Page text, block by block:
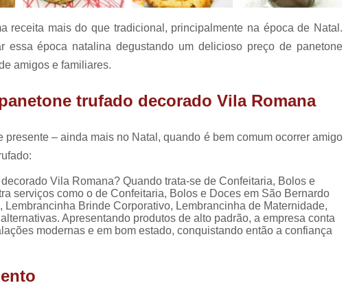
Charuto de Chocolate Maternidade
Lembrancinhas Casamento
Lembrancinhas de Casamento Baratas
Lembrancinhas de
Lembrancinhas de Casamento para
Lembrancinhas de Casamento
Lembrancinhas para Padrinhos de
receita mais do que tradicional, principalmente na época de Natal.
essa época natalina degustando um delicioso preço de panetone
amigos e familiares.
trufado decorado Vila Romana
– ainda mais no Natal, quando é bem comum ocorrer amigo
Vila Romana? Quando trata-se de Confeitaria, Bolos e
serviços como o de Confeitaria, Bolos e Doces em São Bernardo
Brinde Corporativo, Lembrancinha de Maternidade,
Apresentando produtos de alto padrão, a empresa conta
modernas e em bom estado, conquistando então a confiança